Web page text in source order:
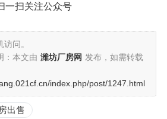
一扫关注公众号
问。
：本文由 潍坊厂房网 发布，如需转载
index.php/post/1247.html
出售